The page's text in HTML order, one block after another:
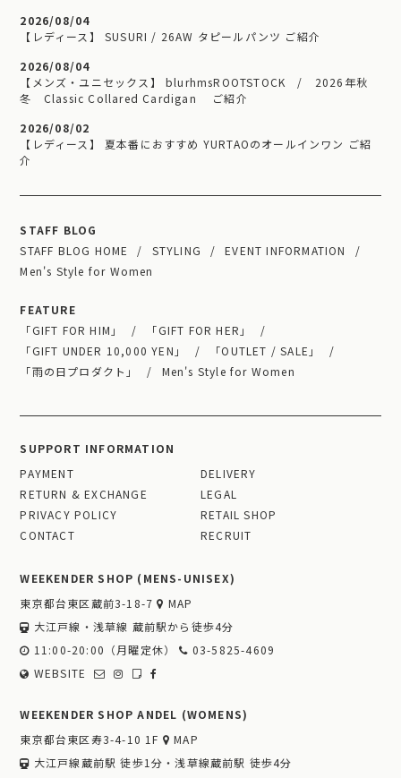
2026/08/04
【レディース】 SUSURI / 26AW タピールパンツ ご紹介
2026/08/04
【メンズ・ユニセックス】 blurhmsROOTSTOCK / 2026年秋
冬 Classic Collared Cardigan ご紹介
2026/08/02
【レディース】 夏本番におすすめ YURTAOのオールインワン ご紹
介
STAFF BLOG
STAFF BLOG HOME
STYLING
EVENT INFORMATION
Men's Style for Women
FEATURE
「GIFT FOR HIM」
「GIFT FOR HER」
「GIFT UNDER 10,000 YEN」
「OUTLET / SALE」
「雨の日プロダクト」
Men's Style for Women
SUPPORT INFORMATION
PAYMENT
DELIVERY
RETURN & EXCHANGE
LEGAL
PRIVACY POLICY
RETAIL SHOP
CONTACT
RECRUIT
WEEKENDER SHOP (MENS-UNISEX)
東京都台東区蔵前3-18-7
MAP
大江戸線・浅草線 蔵前駅から徒歩4分
11:00-20:00（月曜定休）
03-5825-4609
WEBSITE
WEEKENDER SHOP ANDEL (WOMENS)
東京都台東区寿3-4-10 1F
MAP
大江戸線蔵前駅 徒歩1分・浅草線蔵前駅 徒歩4分